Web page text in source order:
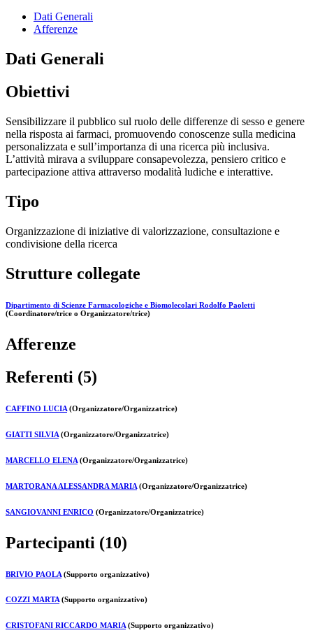
Dati Generali
Afferenze
Dati Generali
Obiettivi
Sensibilizzare il pubblico sul ruolo delle differenze di sesso e genere
nella risposta ai farmaci, promuovendo conoscenze sulla medicina
personalizzata e sull’importanza di una ricerca più inclusiva.
L’attività mirava a sviluppare consapevolezza, pensiero critico e
partecipazione attiva attraverso modalità ludiche e interattive.
Tipo
Organizzazione di iniziative di valorizzazione, consultazione e
condivisione della ricerca
Strutture collegate
Dipartimento di Scienze Farmacologiche e Biomolecolari Rodolfo Paoletti
(Coordinatore/trice o Organizzatore/trice)
Afferenze
Referenti (5)
CAFFINO LUCIA (Organizzatore/Organizzatrice)
GIATTI SILVIA (Organizzatore/Organizzatrice)
MARCELLO ELENA (Organizzatore/Organizzatrice)
MARTORANA ALESSANDRA MARIA (Organizzatore/Organizzatrice)
SANGIOVANNI ENRICO (Organizzatore/Organizzatrice)
Partecipanti (10)
BRIVIO PAOLA (Supporto organizzativo)
COZZI MARTA(Supporto organizzativo)
CRISTOFANI RICCARDO MARIA(Supporto organizzativo)